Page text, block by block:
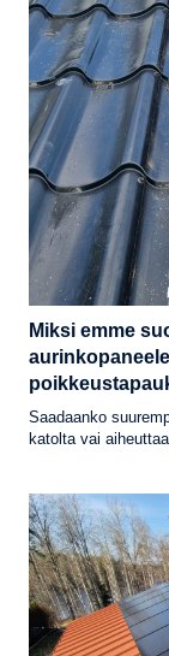
Miksi emme
Saadaanko
katolta vai